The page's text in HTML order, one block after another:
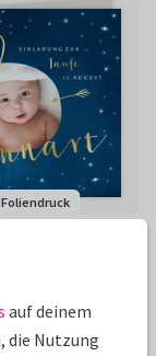
Foliendruck
auf deinem
die Nutzung